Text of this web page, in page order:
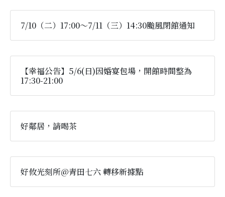
7/10（二）17:00～7/11（三）14:30颱風閉館通知
【幸福公告】5/6(日)因婚宴包場，開館時間整為
17:30-21:00
好鄰居，請喝茶
好攸光刻所@青田七六 轉移新據點